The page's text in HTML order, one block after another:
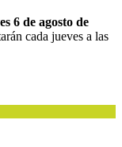
6 de agosto de
cada jueves a las